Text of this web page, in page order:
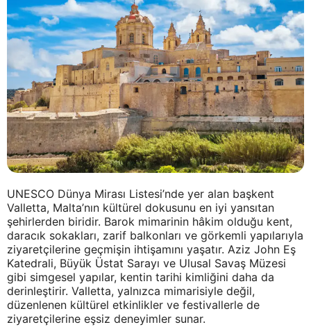
UNESCO Dünya Mirası Listesi’nde yer alan başkent
Valletta, Malta’nın kültürel dokusunu en iyi yansıtan
şehirlerden biridir. Barok mimarinin hâkim olduğu kent,
daracık sokakları, zarif balkonları ve görkemli yapılarıyla
ziyaretçilerine geçmişin ihtişamını yaşatır. Aziz John Eş
Katedrali, Büyük Üstat Sarayı ve Ulusal Savaş Müzesi
gibi simgesel yapılar, kentin tarihi kimliğini daha da
derinleştirir. Valletta, yalnızca mimarisiyle değil,
düzenlenen kültürel etkinlikler ve festivallerle de
ziyaretçilerine eşsiz deneyimler sunar.